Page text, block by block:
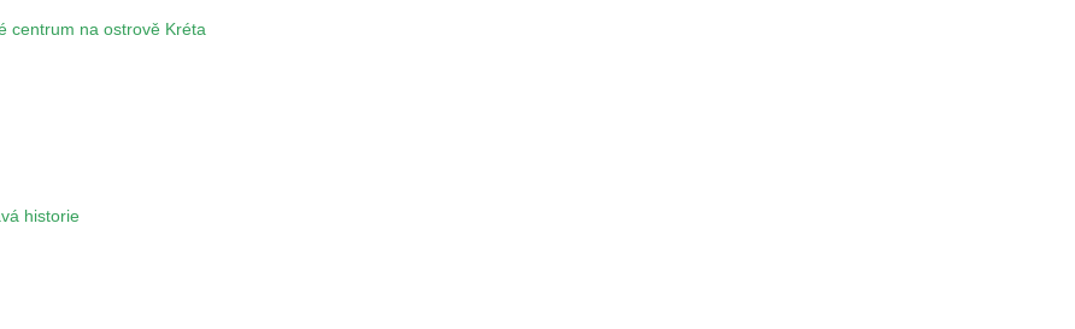
centrum na ostrově Kréta
historie